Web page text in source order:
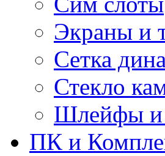
Экраны и
Сетка
Стекло
Шлейфы и
ПК и